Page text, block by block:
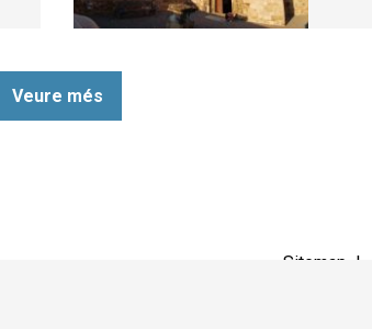
Veure més
Sitemap |